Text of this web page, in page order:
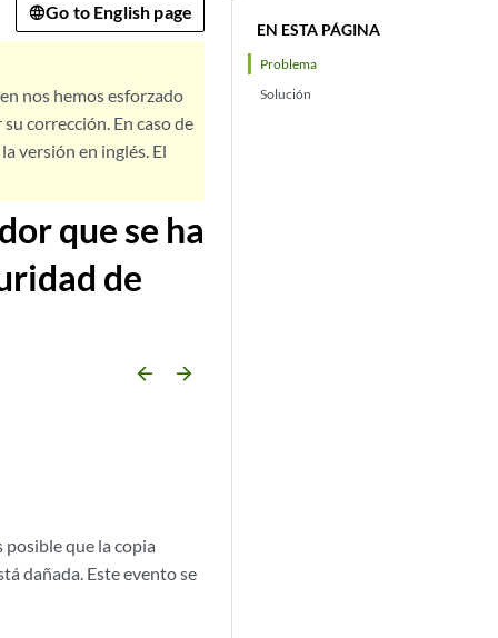
EN ESTA PÁGINA
Problema
Solución
Go to English page
nos hemos esforzado
corrección. En caso de
versión en inglés. El
que se ha
de
arrow_backward arrow_forward
posible que la copia
dañada. Este evento se